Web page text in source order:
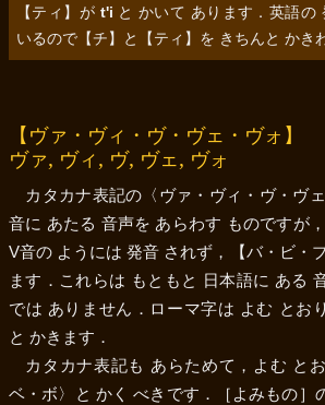
【ティ】 が t'i と かいて あります．英語の
いるので【チ】 と 【ティ】 を きちんと かき
【ヴァ・ヴィ・ヴ・ヴェ・ヴォ】
ヴァ, ヴィ , ヴ, ヴェ, ヴォ
カタカナ表記の 〈ヴァ・ヴィ・ヴ・ヴ
音に あたる 音声を あらわす ものですが
V音の ようには 発音 されず，
【バ・ビ・
ます．これらは もともと 日本語に ある
では ありません．ローマ字は よむ とお
と かきます．
カタカナ表記も あらためて，よむ と
ベ・ボ〉
と かく べきです．［よみもの］